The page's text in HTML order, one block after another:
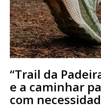
“Trail da
e a caminhar
com